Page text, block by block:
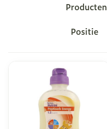
Producten
Sorteer op: